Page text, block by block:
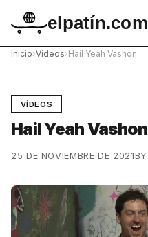
elpatín.com
Inicio›Vídeos›Hail Yeah Vashon
VÍDEOS
Hail Yeah Vashon
25 DE NOVIEMBRE DE 2021BY